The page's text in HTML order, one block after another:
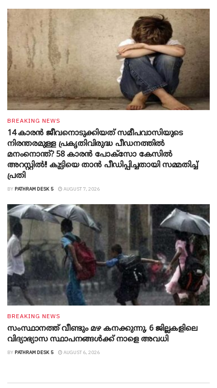
BREAKING NEWS
14 കാരൻ ജീവനൊടുക്കിയത് സമീപവാസിയുടെ
നിരന്തരമുള്ള പ്രകൃതിവിരുദ്ധ പീഡനത്തിൽ
മനംനൊന്ത്? 58 കാരൻ പോക്സോ കേസിൽ
അറസ്റ്റിൽ!! കുട്ടിയെ താൻ പീഡിപ്പിച്ചതായി സമ്മതിച്ച്
പ്രതി
BY PATHRAM DESK 5 AUGUST 7, 2026
BREAKING NEWS
സംസ്ഥാനത്ത് വീണ്ടും മഴ കനക്കുന്നു, 6 ജില്ലകളിലെ
വിദ്യാഭ്യാസ സ്ഥാപനങ്ങൾക്ക് നാളെ അവധി
BY PATHRAM DESK 5 AUGUST 6, 2026